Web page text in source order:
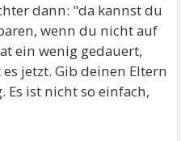
dann: "da kannst du
wenn du nicht auf
ein wenig gedauert,
jetzt. Gib deinen Eltern
ist nicht so einfach,